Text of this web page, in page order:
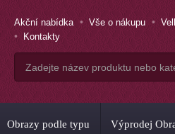
Akční nabídka Vše o nákupu
Kontakty
Obrazy podle typu Výprodej